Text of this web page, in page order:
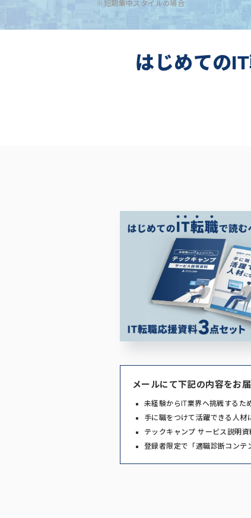
※短期集中スタイルの場合
はじめての
メールにて下記の内容をお
未経験からIT業界へ挑戦するた
手に職をつけて活躍できる人材
テックキャンプ サービス説明資
登録者限定で「適職診断コンテ